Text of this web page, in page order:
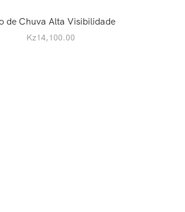
de Chuva Alta Visibilidade
Kz14,100.00